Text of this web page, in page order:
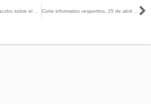
Palabras de Edmundo Jacobo sobre el segundo informe, la realización y conclusión de las etapas, actos y actividades trascendentes de los Órganos Electorales Corte informativo vespertino, 25 de abril de 2018